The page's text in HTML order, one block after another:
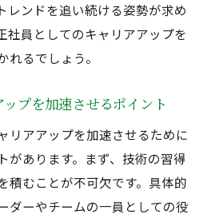
肢を広げる溶接技術の活用
新しい可能性を探る溶接技
な業務に対応するスキルの
超えた溶接技術の応用領域
レンドを追い続ける姿勢が求め
社員としてのキャリアアップを
るでしょう。
プを加速させるポイント
リアアップを加速させるために
があります。まず、技術の習得
積むことが不可欠です。具体的
ダーやチームの一員としての役